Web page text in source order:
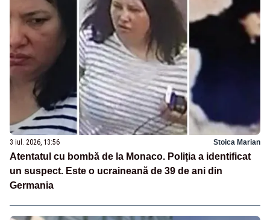
3 iul. 2026, 13:56 Stoica Marian
Atentatul cu bombă de la Monaco. Poliția a identificat
un suspect. Este o ucraineană de 39 de ani din
Germania